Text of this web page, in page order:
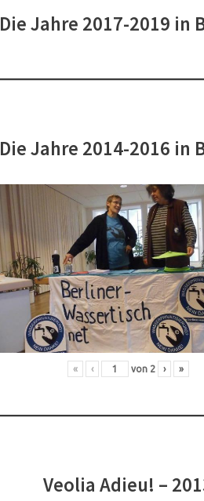
Die Jahre 2017-2019 in
Die Jahre 2014-2016 in
« ‹ von 2 › »
Veolia Adieu! –